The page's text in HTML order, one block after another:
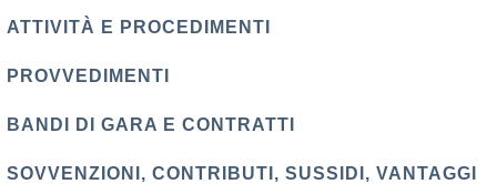
ATTIVITÀ E PROCEDIMENTI
PROVVEDIMENTI
BANDI DI GARA E CONTRATTI
SOVVENZIONI, CONTRIBUTI, SUSSIDI, VANTAGGI